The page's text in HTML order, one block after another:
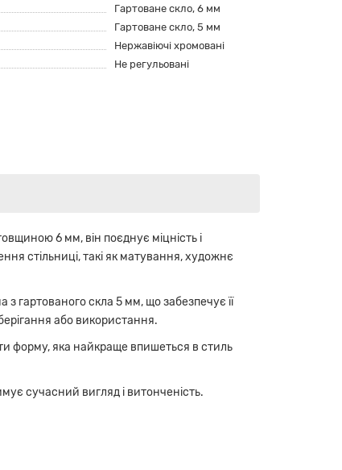
Гартоване скло, 6 мм
Гартоване скло, 5 мм
Нержавіючі хромовані
Не регульовані
6 мм, він поєднує міцність і
стільниці, такі як матування, художнє
гартованого скла 5 мм, що забезпечує її
або використання.
форму, яка найкраще впишеться в стиль
сучасний вигляд і витонченість.